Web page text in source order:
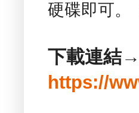
硬碟即可。
下載連結→
https://